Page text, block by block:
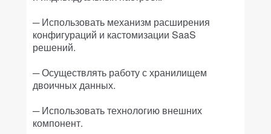
─ Использовать механизм расширения
конфигураций и кастомизации SaaS
решений.
─ Осуществлять работу с хранилищем
двоичных данных.
─ Использовать технологию внешних
компонент.